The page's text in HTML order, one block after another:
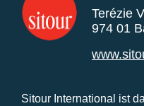
Terézie
974 01
Sitour International ist